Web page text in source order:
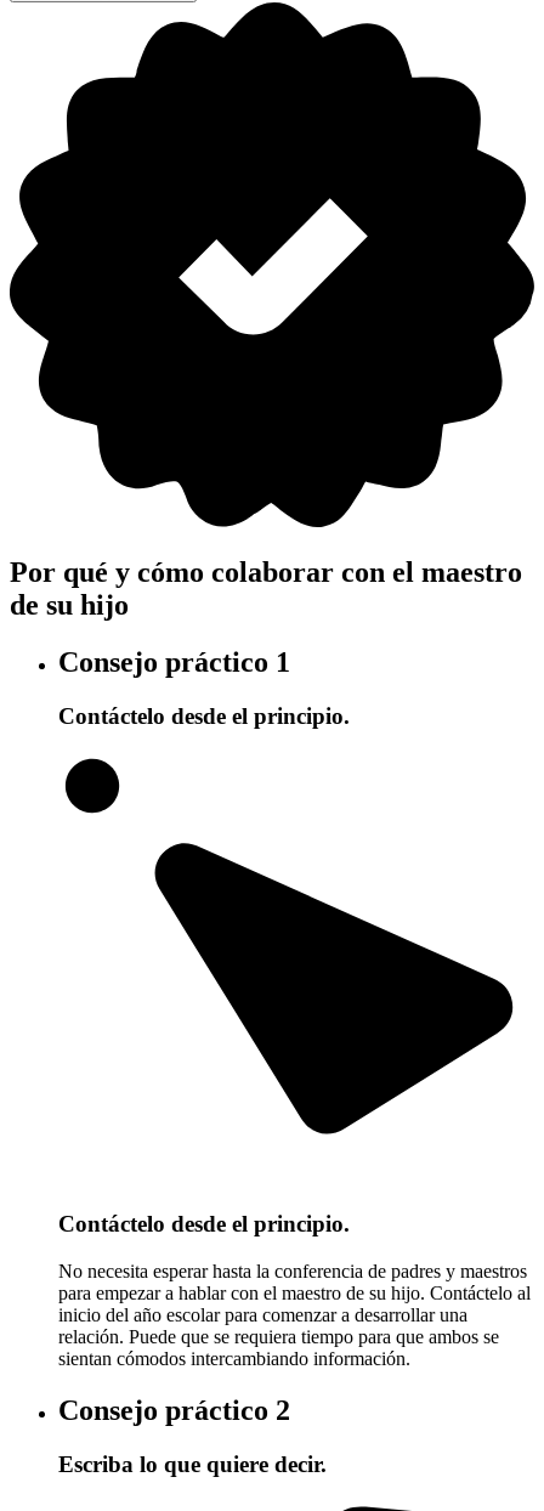
Por qué y cómo colaborar con el maestro
de su hijo
Consejo práctico 1
Contáctelo desde el principio.
Contáctelo desde el principio.
No necesita esperar hasta la conferencia de padres y maestros
para empezar a hablar con el maestro de su hijo. Contáctelo al
inicio del año escolar para comenzar a desarrollar una
relación. Puede que se requiera tiempo para que ambos se
sientan cómodos intercambiando información.
Consejo práctico 2
Escriba lo que quiere decir.